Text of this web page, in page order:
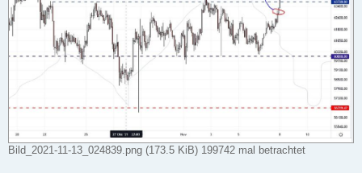
Bild_2021-11-13_024839.png (173.5 KiB) 199742 mal betrachtet